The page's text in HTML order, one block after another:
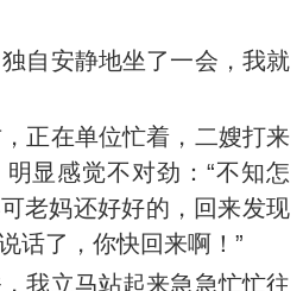
自安静地坐了一会，我就
正在单位忙着，二嫂打来
显感觉不对劲：“不知怎
老妈还好好的，回来发现
话了，你快回来啊！”
我立马站起来急急忙忙往